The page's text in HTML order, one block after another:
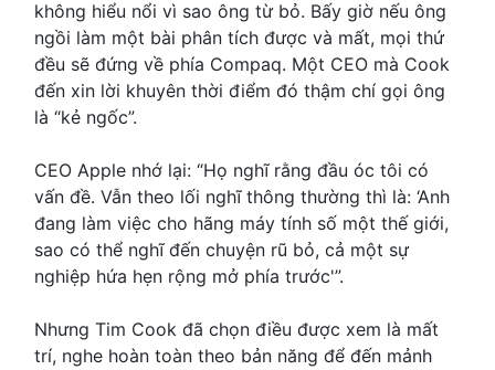
không hiểu nổi vì sao ông từ bỏ. Bấy giờ nếu ông
ngồi làm một bài phân tích được và mất, mọi thứ
đều sẽ đứng về phía Compaq. Một CEO mà Cook
đến xin lời khuyên thời điểm đó thậm chí gọi ông
là “kẻ ngốc”.
CEO Apple nhớ lại: “Họ nghĩ rằng đầu óc tôi có
vấn đề. Vẫn theo lối nghĩ thông thường thì là: ‘Anh
đang làm việc cho hãng máy tính số một thế giới,
sao có thể nghĩ đến chuyện rũ bỏ, cả một sự
nghiệp hứa hẹn rộng mở phía trước'”.
Nhưng Tim Cook đã chọn điều được xem là mất
trí, nghe hoàn toàn theo bản năng để đến mảnh